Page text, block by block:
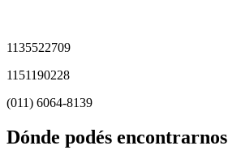
1135522709
1151190228
(011) 6064-8139
Dónde podés encontrarnos